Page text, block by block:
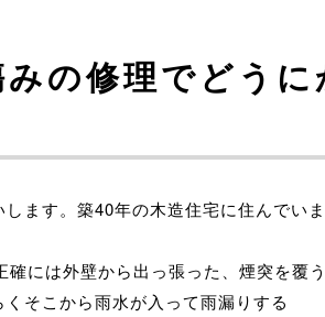
の修理でどう
します。築40年の木造住宅に住んでい
確には外壁から出っ張った、煙突を覆
そこから雨水が入って雨漏りする